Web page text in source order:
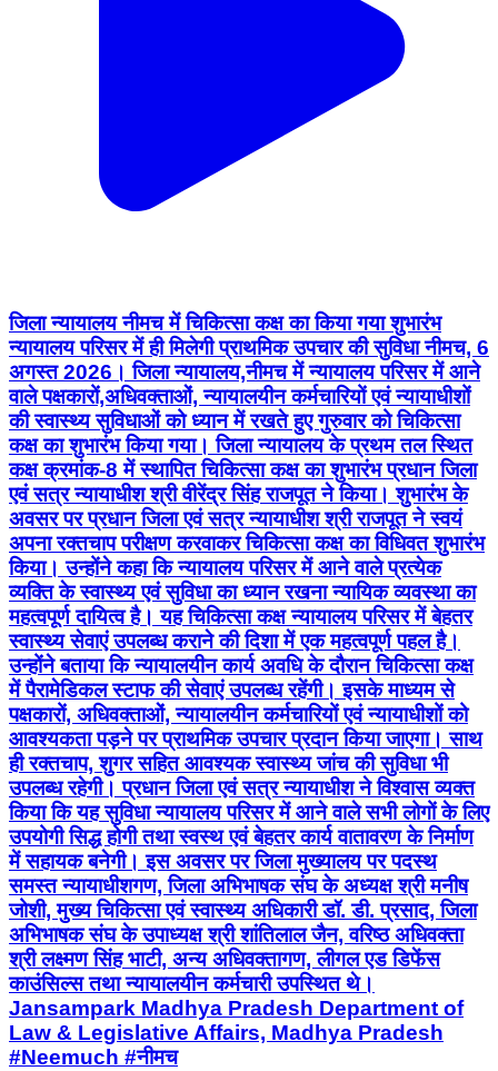
जिला न्यायालय नीमच में चिकित्सा कक्ष का किया गया शुभारंभ
न्यायालय परिसर में ही मिलेगी प्राथमिक उपचार की सुविधा नीमच, 6
अगस्त 2026। जिला न्यायालय,नीमच में न्यायालय परिसर में आने
वाले पक्षकारों,अधिवक्ताओं, न्यायालयीन कर्मचारियों एवं न्यायाधीशों
की स्वास्थ्य सुविधाओं को ध्यान में रखते हुए गुरुवार को चिकित्सा
कक्ष का शुभारंभ किया गया। जिला न्यायालय के प्रथम तल स्थित
कक्ष क्रमांक-8 में स्थापित चिकित्सा कक्ष का शुभारंभ प्रधान जिला
एवं सत्र न्यायाधीश श्री वीरेंद्र सिंह राजपूत ने किया। शुभारंभ के
अवसर पर प्रधान जिला एवं सत्र न्यायाधीश श्री राजपूत ने स्वयं
अपना रक्तचाप परीक्षण करवाकर चिकित्सा कक्ष का विधिवत शुभारंभ
किया। उन्होंने कहा कि न्यायालय परिसर में आने वाले प्रत्येक
व्यक्ति के स्वास्थ्य एवं सुविधा का ध्यान रखना न्यायिक व्यवस्था का
महत्वपूर्ण दायित्व है। यह चिकित्सा कक्ष न्यायालय परिसर में बेहतर
स्वास्थ्य सेवाएं उपलब्ध कराने की दिशा में एक महत्वपूर्ण पहल है।
उन्होंने बताया कि न्यायालयीन कार्य अवधि के दौरान चिकित्सा कक्ष
में पैरामेडिकल स्टाफ की सेवाएं उपलब्ध रहेंगी। इसके माध्यम से
पक्षकारों, अधिवक्ताओं, न्यायालयीन कर्मचारियों एवं न्यायाधीशों को
आवश्यकता पड़ने पर प्राथमिक उपचार प्रदान किया जाएगा। साथ
ही रक्तचाप, शुगर सहित आवश्यक स्वास्थ्य जांच की सुविधा भी
उपलब्ध रहेगी। प्रधान जिला एवं सत्र न्यायाधीश ने विश्वास व्यक्त
किया कि यह सुविधा न्यायालय परिसर में आने वाले सभी लोगों के लिए
उपयोगी सिद्ध होगी तथा स्वस्थ एवं बेहतर कार्य वातावरण के निर्माण
में सहायक बनेगी। इस अवसर पर जिला मुख्यालय पर पदस्थ
समस्त न्यायाधीशगण, जिला अभिभाषक संघ के अध्यक्ष श्री मनीष
जोशी, मुख्य चिकित्सा एवं स्वास्थ्य अधिकारी डॉ. डी. प्रसाद, जिला
अभिभाषक संघ के उपाध्यक्ष श्री शांतिलाल जैन, वरिष्ठ अधिवक्ता
श्री लक्ष्मण सिंह भाटी, अन्य अधिवक्तागण, लीगल एड डिफेंस
काउंसिल्स तथा न्यायालयीन कर्मचारी उपस्थित थे।
Jansampark Madhya Pradesh Department of
Law & Legislative Affairs, Madhya Pradesh
#Neemuch #नीमच